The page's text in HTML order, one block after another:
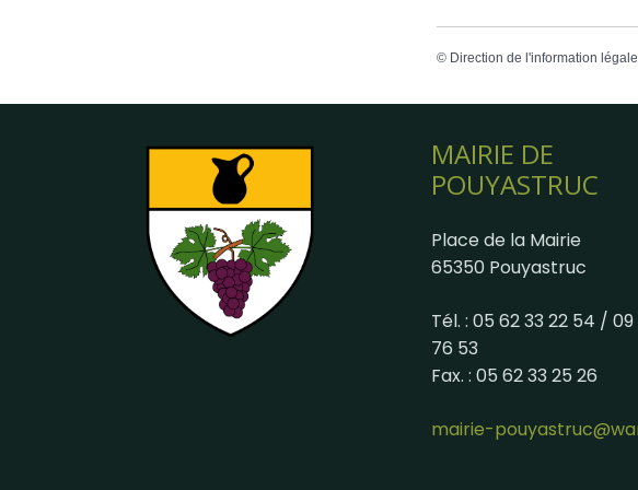
© Direction de l'information
MAIRIE DE
POUYASTRUC
Place de la Mairie
65350 Pouyastruc
Tél. : 05 62 33 22 54 /
76 53
Fax. : 05 62 33 25 26
mairie-